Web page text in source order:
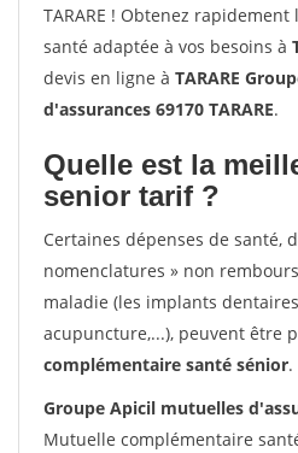
TARARE ! Obtenez
santé adaptée à vos besoins à
devis en ligne à TARARE
d'assurances 69170 TARARE.
Quelle est la
senior tarif ?
Certaines dépenses de santé,
nomenclatures » non
maladie (les implants
acupuncture,...), peuvent être
complémentaire santé sénior.
Groupe Apicil mutuelles
Mutuelle complémentaire